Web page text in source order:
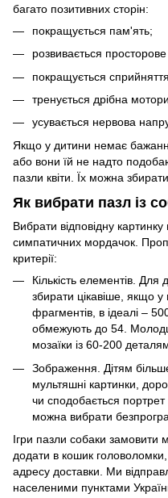
багато позитивних сторін:
покращується пам'ять;
розвивається
покращується сприйняття
тренується дрібна
усувається нервова
Якщо у дитини немає
або вони їй не надто
пазли квіти. Їх можна
Як вибрати пазл із
Вибрати відповідну
симпатичних мордачок.
критерії:
Кількість елементів. Для
збирати цікавіше, якщо
фрагментів, в ідеалі –
обмежують до 54.
мозаїки із 60-200
Зображення. Дітям
мультяшні картинки,
чи сподобається портрет
можна вибрати
Ігри пазли собаки замовити
додати в кошик
адресу доставки. Ми
населеними пунктами